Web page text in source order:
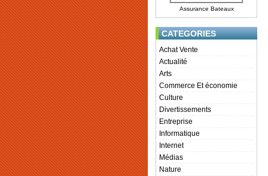
Assurance Bateaux
CATEGORIES
Achat Vente
Actualité
Arts
Commerce Et économie
Culture
Divertissements
Entreprise
Informatique
Internet
Médias
Nature